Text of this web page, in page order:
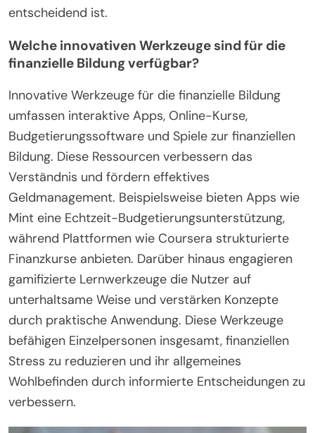
entscheidend ist.
Welche innovativen Werkzeuge sind für die
finanzielle Bildung verfügbar?
Innovative Werkzeuge für die finanzielle Bildung
umfassen interaktive Apps, Online-Kurse,
Budgetierungssoftware und Spiele zur finanziellen
Bildung. Diese Ressourcen verbessern das
Verständnis und fördern effektives
Geldmanagement. Beispielsweise bieten Apps wie
Mint eine Echtzeit-Budgetierungsunterstützung,
während Plattformen wie Coursera strukturierte
Finanzkurse anbieten. Darüber hinaus engagieren
gamifizierte Lernwerkzeuge die Nutzer auf
unterhaltsame Weise und verstärken Konzepte
durch praktische Anwendung. Diese Werkzeuge
befähigen Einzelpersonen insgesamt, finanziellen
Stress zu reduzieren und ihr allgemeines
Wohlbefinden durch informierte Entscheidungen zu
verbessern.